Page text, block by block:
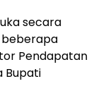
secara
beberapa
Pendapatan
Bupati